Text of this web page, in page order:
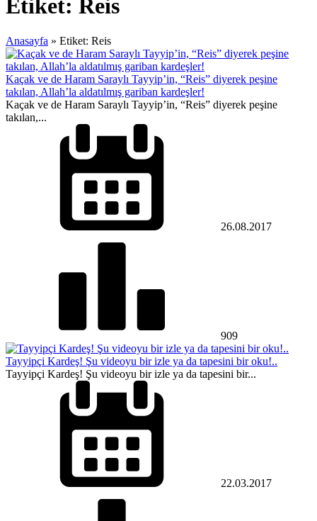
Etiket: Reis
Anasayfa » Etiket: Reis
Kaçak ve de Haram Saraylı Tayyip’in, “Reis” diyerek peşine
takılan, Allah’la aldatılmış gariban kardeşler!
Kaçak ve de Haram Saraylı Tayyip’in, “Reis” diyerek peşine
takılan,...
26.08.2017
909
Tayyipçi Kardeş! Şu videoyu bir izle ya da tapesini bir oku!..
Tayyipçi Kardeş! Şu videoyu bir izle ya da tapesini bir...
22.03.2017